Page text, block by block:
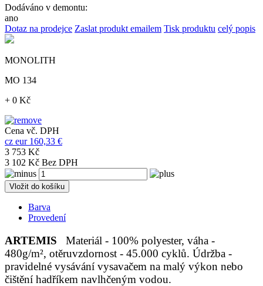
Dodáváno v demontu:
ano
Dotaz na prodejce Zaslat produkt emailem Tisk produktu celý popis
MONOLITH
MO 134
+ 0 Kč
Cena vč. DPH
cz eur 160,33 €
3 753 Kč
3 102 Kč Bez DPH
Vložit do košíku
Barva
Provedení
ARTEMIS
Materiál - 100% polyester, váha -
480g/m², otěruvzdornost - 45.000 cyklů. Údržba -
pravidelné vysávání vysavačem na malý výkon nebo
čištění hadříkem navlhčeným vodou.